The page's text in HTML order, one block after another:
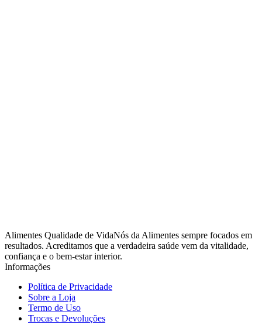
Alimentes Qualidade de VidaNós da Alimentes sempre focados em
resultados. Acreditamos que a verdadeira saúde vem da vitalidade,
confiança e o bem-estar interior.
Informações
Política de Privacidade
Sobre a Loja
Termo de Uso
Trocas e Devoluções